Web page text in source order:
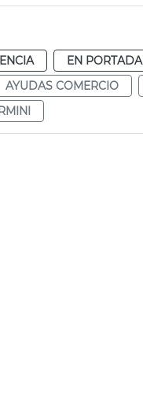
EN PORTADA
AYUDAS COMERCIO